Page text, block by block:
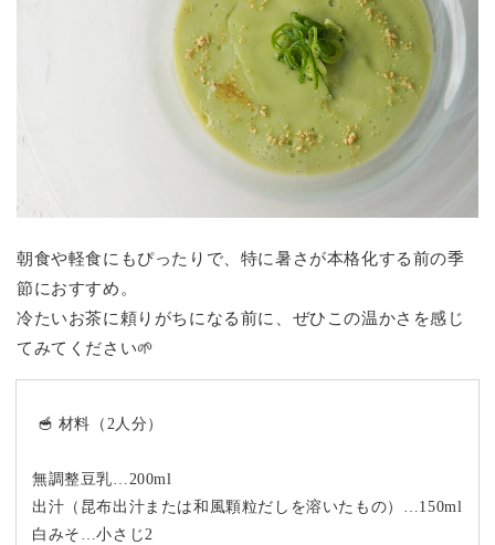
朝食や軽食にもぴったりで、特に暑さが本格化する前の季
節におすすめ。
冷たいお茶に頼りがちになる前に、ぜひこの温かさを感じ
てみてください🌱
🥣 材料（2人分）
無調整豆乳…200ml
出汁（昆布出汁または和風顆粒だしを溶いたもの）…150ml
白みそ…小さじ2